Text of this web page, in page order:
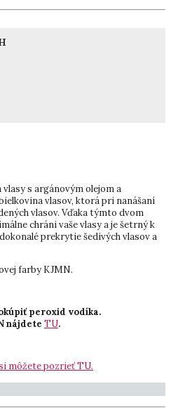
s argánovým olejom a
vlasov, ktorá pri nanášaní
vlasov. Vďaka týmto dvom
chráni vaše vlasy a je šetrný k
prekrytie šedivých vlasov a
farby KJMN.
peroxid vodíka.
nájdete TU.
môžete pozrieť TU.